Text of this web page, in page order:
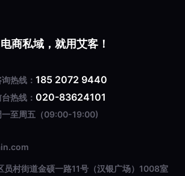
电商私域，就用艾客！
询热线： 185 2072 9440
热线： 020-83624101
一至周五（09:00-19:00)
员村街道金硕一路11号（汉银广场）1008室